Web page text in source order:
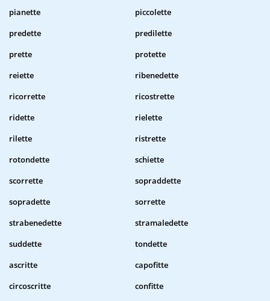
pianette
piccolette
predette
predilette
prette
protette
reiette
ribenedette
ricorrette
ricostrette
ridette
rielette
rilette
ristrette
rotondette
schiette
scorrette
sopraddette
sopradette
sorrette
strabenedette
stramaledette
suddette
tondette
ascritte
capofitte
circoscritte
confitte